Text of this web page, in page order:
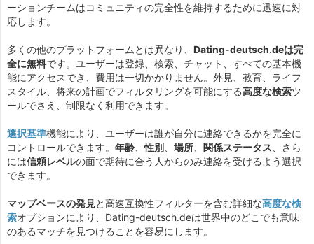
ーションチームはコミュニティの完全性を維持するために迅速に対
応します。
多くの他のプラットフォームとは異なり、 Dating-deutsch.deは完
全に無料です。ユーザーは登録、検索、チャット、すべての基本機
能にアクセスでき、費用は一切かかりません。外見、教育、ライフ
スタイル、将来の計画でフィルタリングを可能にする高度な検索ツ
ールでさえ、制限なく利用できます。
選択基準機能により、ユーザーは誰が自分に連絡できるかを完全に
コントロールできます。 年齢 、性別 場所 関係ステータス 、さら
には信頼レベルの面で期待に合う人からのみ連絡を受けるよう選択
できます。
マップベースの発見と高速互換性フィルターを含む詳細な高度な検
索オプションにより、Dating-deutsch.deは世界中のどこでも意味
のあるマッチを見つけることを容易にします。